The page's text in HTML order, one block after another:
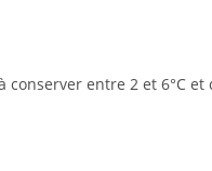
entre 2 et 6°C et